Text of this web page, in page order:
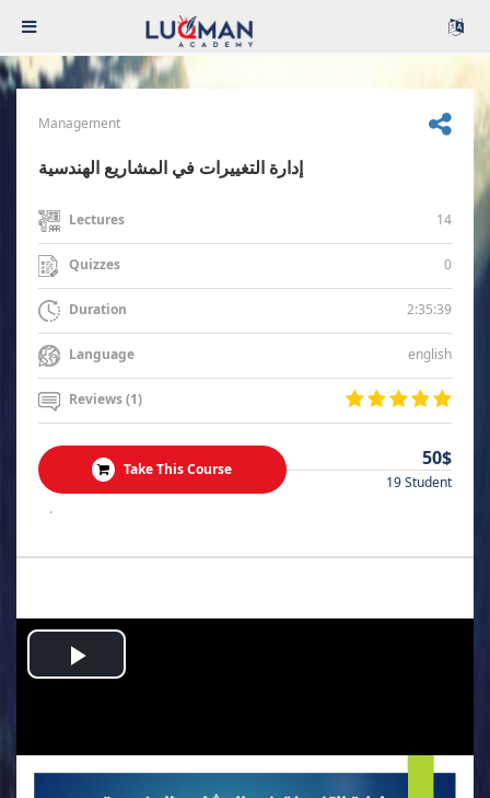
Management
إدارة التغييرات في المشاريع الهندسية
Lectures 14
Quizzes 0
Duration 2:35:39
Language english
Reviews (1)
Take This Course 50$
19 Student
.
Play